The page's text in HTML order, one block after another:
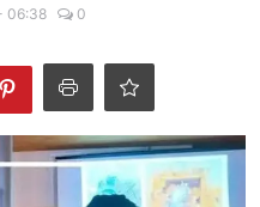
06:38 0